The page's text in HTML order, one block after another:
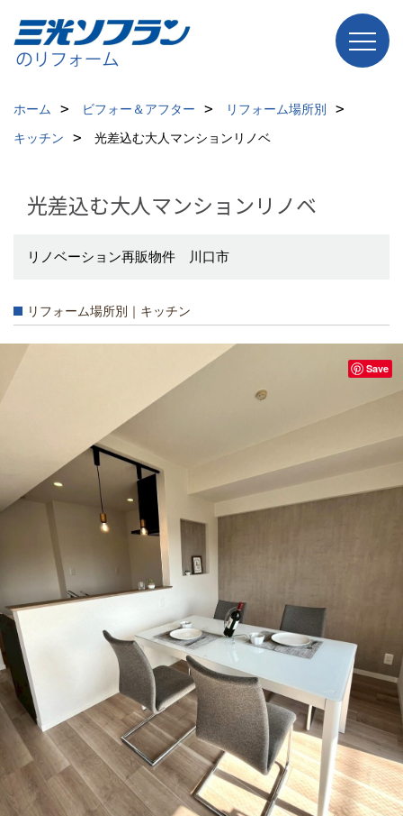
ホーム ビフォー＆アフター
リフォーム場所別
キッチン
光差込む大人マンションリノベ
光差込む大人マンションリノベ
リノベーション再販物件 川口市
リフォーム場所別｜キッチン
Save